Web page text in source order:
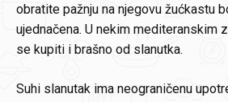
obratite pažnju na njegovu žućkastu
ujednačena. U nekim mediteranskim
se kupiti i brašno od slanutka.
Suhi slanutak ima neograničenu